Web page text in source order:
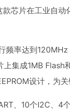
芯片在工业自
频率达到
集成1MB
设计，为
、10个I2C、4